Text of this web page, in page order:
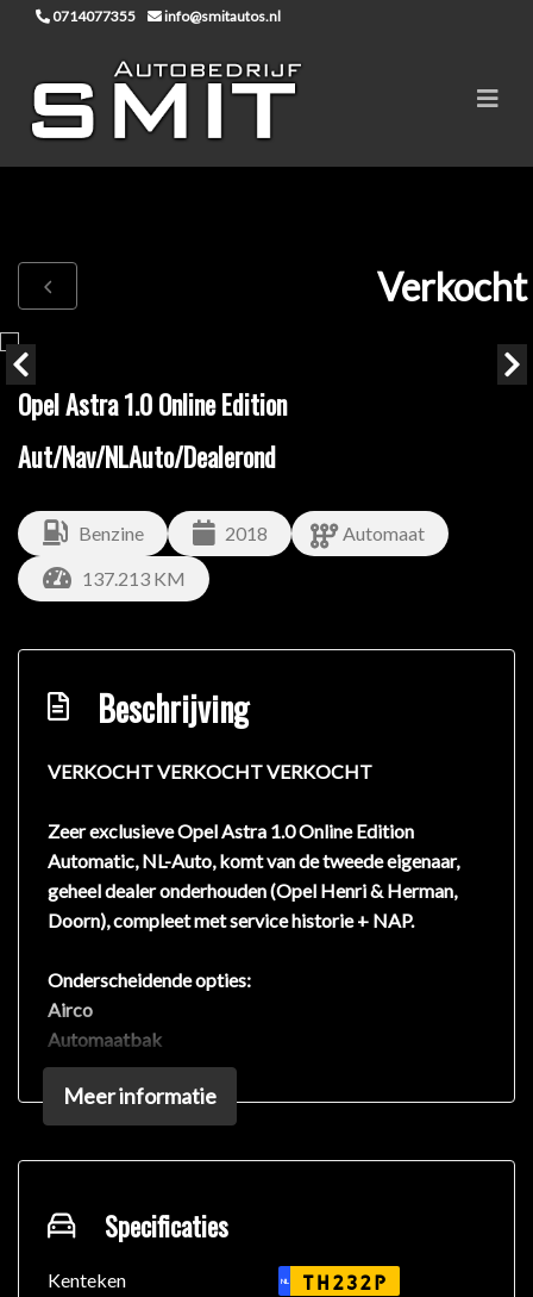
0714077355 info@smitautos.nl
Verkocht
Opel Astra 1.0 Online Edition
Aut/Nav/NLAuto/Dealerond
Benzine 2018
Automaat
137.213 KM
Beschrijving
VERKOCHT VERKOCHT VERKOCHT
Zeer exclusieve Opel Astra 1.0 Online Edition
Automatic, NL-Auto, komt van de tweede eigenaar,
geheel dealer onderhouden (Opel Henri & Herman,
Doorn), compleet met service historie + NAP.
Onderscheidende opties:
Airco
Automaatbak
Bluetooth
Dimlichten automatisch
Easy Life Pack
Eco Mode
Metaalkleur
Regensensor
Rokersvrije auto
Meer informatie
Specificaties
Kenteken NL TH232P